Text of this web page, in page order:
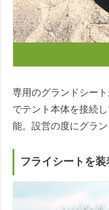
専用のグランドシー
でテント本体を接続
能。設営の度にグラ
フライシートを